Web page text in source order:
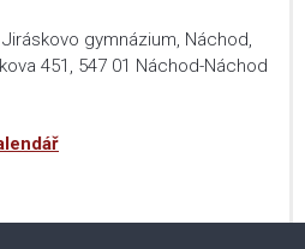
Jiráskovo gymnázium, Náchod,
451, 547 01 Náchod-Náchod